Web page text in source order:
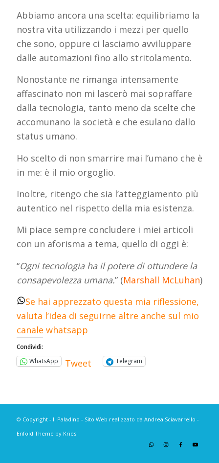
Abbiamo ancora una scelta: equilibriamo la
nostra vita utilizzando i mezzi per quello
che sono, oppure ci lasciamo avviluppare
dalle automazioni fino allo stritolamento.
Nonostante ne rimanga intensamente
affascinato non mi lascerò mai sopraffare
dalla tecnologia, tanto meno da scelte che
accomunano la società e che esulano dallo
status umano.
Ho scelto di non smarrire mai l’umano che è
in me: è il mio orgoglio.
Inoltre, ritengo che sia l’atteggiamento più
autentico nel rispetto della mia esistenza.
Mi piace sempre concludere i miei articoli
con un aforisma a tema, quello di oggi è:
“Ogni tecnologia ha il potere di ottundere la
consapevolezza umana.” (Marshall McLuhan)
Se hai apprezzato questa mia riflessione,
valuta l’idea di seguirne altre anche sul mio
canale whatsapp
Condividi:
WhatsApp
Tweet Telegram
© Copyright - Il Paladino - Sito Web realizzato da Andrea Sciavarrello -
Enfold Theme by Kriesi